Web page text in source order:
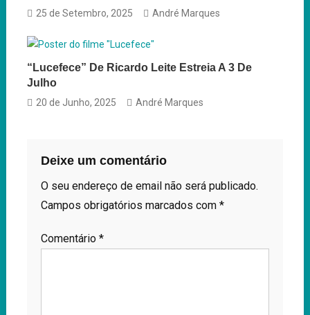
25 de Setembro, 2025 André Marques
“Lucefece” De Ricardo Leite Estreia A 3 De
Julho
20 de Junho, 2025 André Marques
Deixe um comentário
O seu endereço de email não será publicado.
Campos obrigatórios marcados com *
Comentário *